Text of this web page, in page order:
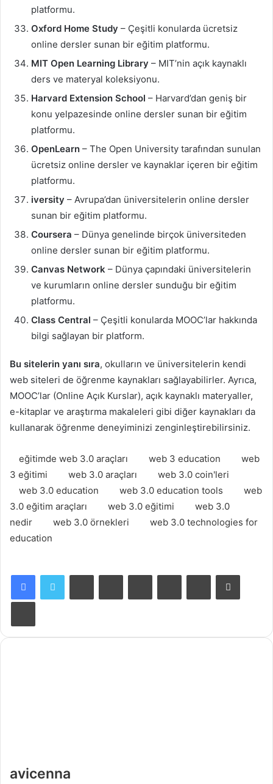
platformu.
Oxford Home Study – Çeşitli konularda ücretsiz
online dersler sunan bir eğitim platformu.
MIT Open Learning Library – MIT’nin açık kaynaklı
ders ve materyal koleksiyonu.
Harvard Extension School – Harvard’dan geniş bir
konu yelpazesinde online dersler sunan bir eğitim
platformu.
OpenLearn – The Open University tarafından sunulan
ücretsiz online dersler ve kaynaklar içeren bir eğitim
platformu.
iversity – Avrupa’dan üniversitelerin online dersler
sunan bir eğitim platformu.
Coursera – Dünya genelinde birçok üniversiteden
online dersler sunan bir eğitim platformu.
Canvas Network – Dünya çapındaki üniversitelerin
ve kurumların online dersler sunduğu bir eğitim
platformu.
Class Central – Çeşitli konularda MOOC’lar hakkında
bilgi sağlayan bir platform.
Bu sitelerin yanı sıra, okulların ve üniversitelerin kendi
web siteleri de öğrenme kaynakları sağlayabilirler. Ayrıca,
MOOC’lar (Online Açık Kurslar), açık kaynaklı materyaller,
e-kitaplar ve araştırma makaleleri gibi diğer kaynakları da
kullanarak öğrenme deneyiminizi zenginleştirebilirsiniz.
eğitimde web 3.0 araçları web 3 education
web
3 eğitimi
web 3.0 araçları
web 3.0 coin'leri
web 3.0 education
web 3.0 education tools
web
3.0 eğitim araçları
web 3.0 eğitimi
web 3.0
nedir
web 3.0 örnekleri
web 3.0 technologies for
education
Facebook
X LinkedInTumblr PinterestReddit VKontakteE-Posta ile paylaş
Yazdır
avicenna